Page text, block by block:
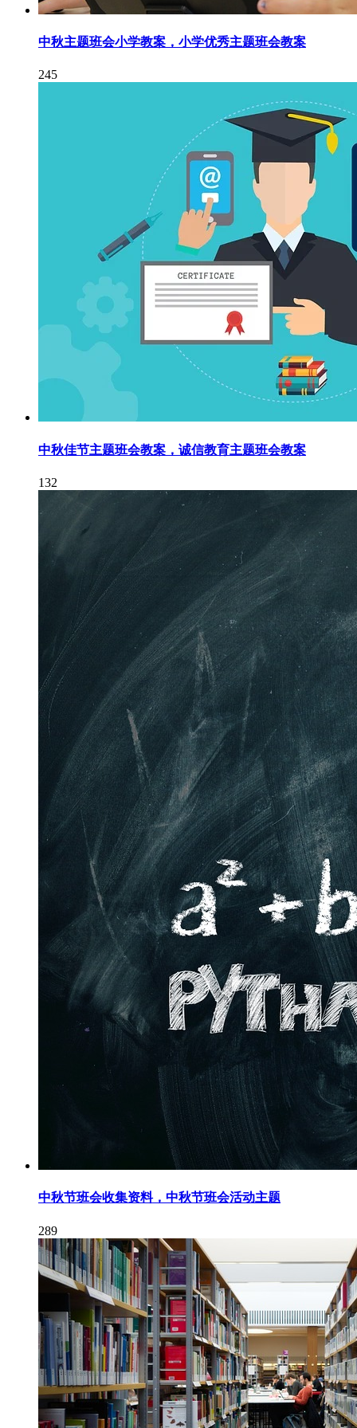
中秋主题班会小学教案，小学优秀主题班会教案
245
中秋佳节主题班会教案，诚信教育主题班会教案
132
中秋节班会收集资料，中秋节班会活动主题
289